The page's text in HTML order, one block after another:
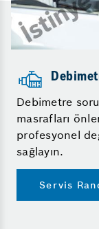
Debimetre
masrafları
profesyonel
sağlayın.
Servis